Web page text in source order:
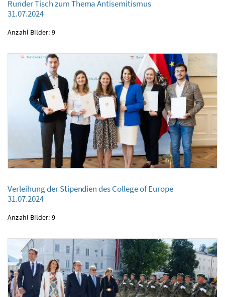
Runder Tisch zum Thema Antisemitismus
31.07.2024
Runder Tisch zum Thema Antisemitismus
31.07.2024
Anzahl Bilder: 9
Verleihung der Stipendien des College of Europe
Verleihung der Stipendien des College of Europe
31.07.2024
Anzahl Bilder: 9